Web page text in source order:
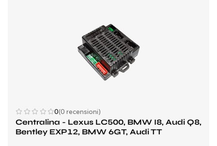
0(0 recensioni)
Centralina - Lexus LC500, BMW I8, Audi Q8,
Bentley EXP12, BMW 6GT, Audi TT